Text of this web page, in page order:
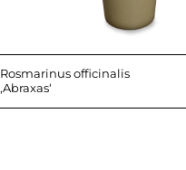
Rosmarinus officinalis
‚Abraxas‘